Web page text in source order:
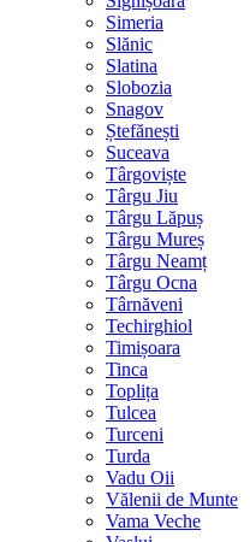
Simeria
Slănic
Slatina
Slobozia
Snagov
Ștefănești
Suceava
Târgoviște
Târgu Jiu
Târgu Lăpuș
Târgu Mureș
Târgu Neamț
Târgu Ocna
Târnăveni
Techirghiol
Timișoara
Tinca
Toplița
Tulcea
Turceni
Turda
Vadu Oii
Vălenii de Munte
Vama Veche